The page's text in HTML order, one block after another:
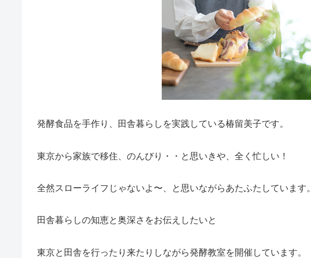
発酵食品を手作り、田舎暮らしを実践している椿留美子です。
東京から家族で移住、のんびり・・と思いきや、全く忙しい！
全然スローライフじゃないよ〜、と思いながらあたふたしています。
田舎暮らしの知恵と奥深さをお伝えしたいと
東京と田舎を行ったり来たりしながら発酵教室を開催しています。